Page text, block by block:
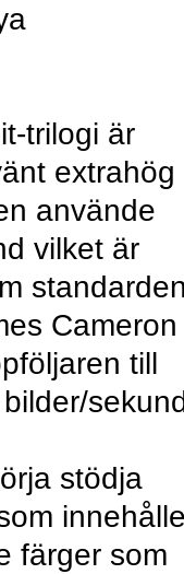
trilogi är
extrahög
använde
vilket är
Cameron
till
stödja
färger som